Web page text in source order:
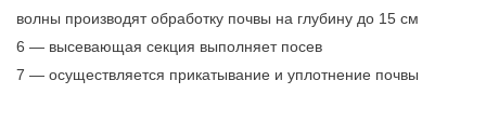
волны производят обработку почвы на глубину до 15 см
6 — высевающая секция выполняет посев
7 — осуществляется прикатывание и уплотнение почвы